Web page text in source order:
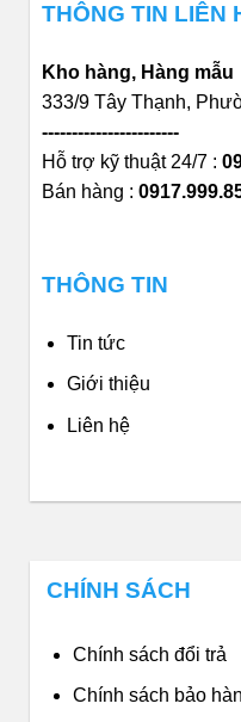
THÔNG TIN LIÊN
Kho hàng, Hàng mẫu
333/9 Tây Thạnh,
-----------------------
Hỗ trợ kỹ thuật 24/7 :
Bán hàng :
THÔNG TIN
Tin tức
Giới thiệu
Liên hệ
CHÍNH SÁCH
Chính sách đổi trả
Chính sách bảo